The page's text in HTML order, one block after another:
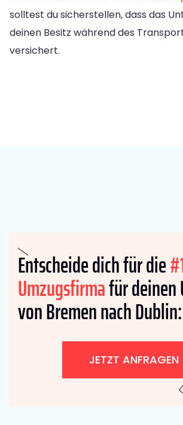
solltest du sicherstellen, dass das
deinen Besitz während des
versichert.
Entscheide dich für die
Umzugsfirmafür deinen
von Bremen nach Dublin:
JETZT ANFRAGEN